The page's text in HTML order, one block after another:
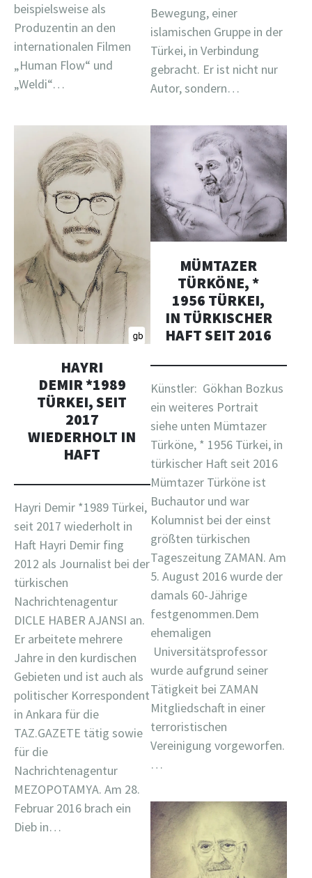
beispielsweise als
Produzentin an den
internationalen Filmen
„Human Flow“ und
„Weldi“…
Bewegung, einer
islamischen Gruppe in der
Türkei, in Verbindung
gebracht. Er ist nicht nur
Autor, sondern…
HAYRI
DEMIR *1989
TÜRKEI, SEIT
2017
WIEDERHOLT IN
HAFT
Hayri Demir *1989 Türkei,
seit 2017 wiederholt in
Haft Hayri Demir fing
2012 als Journalist bei der
türkischen
Nachrichtenagentur
DICLE HABER AJANSI an.
Er arbeitete mehrere
Jahre in den kurdischen
Gebieten und ist auch als
politischer Korrespondent
in Ankara für die
TAZ.GAZETE tätig sowie
für die
Nachrichtenagentur
MEZOPOTAMYA. Am 28.
Februar 2016 brach ein
Dieb in…
MÜMTAZER
TÜRKÖNE, *
1956 TÜRKEI,
IN TÜRKISCHER
HAFT SEIT 2016
Künstler: Gökhan Bozkus
ein weiteres Portrait
siehe unten Mümtazer
Türköne, * 1956 Türkei, in
türkischer Haft seit 2016
Mümtazer Türköne ist
Buchautor und war
Kolumnist bei der einst
größten türkischen
Tageszeitung ZAMAN. Am
5. August 2016 wurde der
damals 60-Jährige
festgenommen.Dem
ehemaligen
Universitätsprofessor
wurde aufgrund seiner
Tätigkeit bei ZAMAN
Mitgliedschaft in einer
terroristischen
Vereinigung vorgeworfen.
…